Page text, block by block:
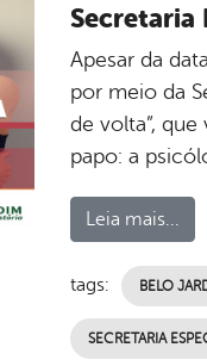
Secretaria
Apesar da
por meio da
de volta”,
papo: a
Leia mais...
tags: BELO
SECRETARIA